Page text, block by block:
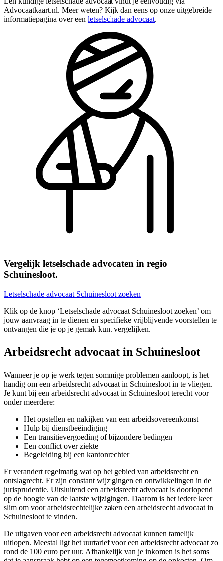
Advocaatkaart.nl. Meer weten? Kijk dan eens op onze uitgebreide
informatiepagina over een letselschade advocaat.
Vergelijk letselschade advocaten in regio
Schuinesloot.
Letselschade advocaat Schuinesloot zoeken
Klik op de knop ‘Letselschade advocaat Schuinesloot zoeken’ om
jouw aanvraag in te dienen en specifieke vrijblijvende voorstellen te
ontvangen die je op je gemak kunt vergelijken.
Arbeidsrecht advocaat in Schuinesloot
Wanneer je op je werk tegen sommige problemen aanloopt, is het
handig om een arbeidsrecht advocaat in Schuinesloot in te vliegen.
Je kunt bij een arbeidsrecht advocaat in Schuinesloot terecht voor
onder meerdere:
Het opstellen en nakijken van een arbeidsovereenkomst
Hulp bij dienstbeëindiging
Een transitievergoeding of bijzondere bedingen
Een conflict over ziekte
Begeleiding bij een kantonrechter
Er verandert regelmatig wat op het gebied van arbeidsrecht en
ontslagrecht. Er zijn constant wijzigingen en ontwikkelingen in de
jurisprudentie. Uitsluitend een arbeidsrecht advocaat is doorlopend
op de hoogte van de laatste wijzigingen. Daarom is het iedere keer
slim om voor arbeidsrechtelijke zaken een arbeidsrecht advocaat in
Schuinesloot te vinden.
De uitgaven voor een arbeidsrecht advocaat kunnen tamelijk
uitlopen. Meestal ligt het uurtarief voor een arbeidsrecht advocaat zo
rond de 100 euro per uur. Afhankelijk van je inkomen is het soms